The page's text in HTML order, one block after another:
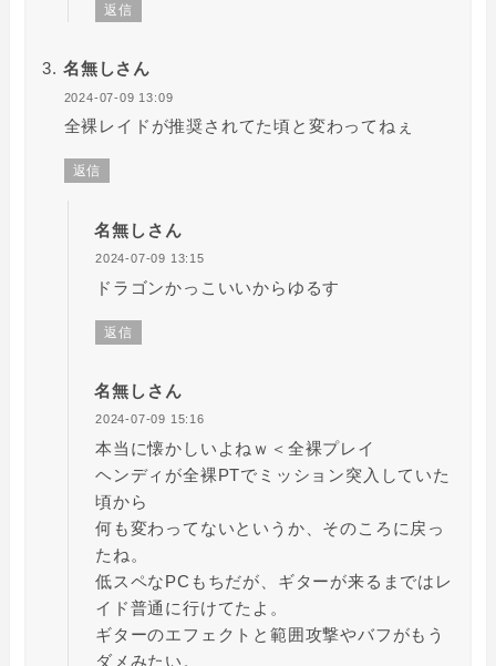
返信
名無しさん
2024-07-09 13:09
全裸レイドが推奨されてた頃と変わってねぇ
返信
名無しさん
2024-07-09 13:15
ドラゴンかっこいいからゆるす
返信
名無しさん
2024-07-09 15:16
本当に懐かしいよねｗ＜全裸プレイ
ヘンディが全裸PTでミッション突入していた
頃から
何も変わってないというか、そのころに戻っ
たね。
低スペなPCもちだが、ギターが来るまではレ
イド普通に行けてたよ。
ギターのエフェクトと範囲攻撃やバフがもう
ダメみたい。